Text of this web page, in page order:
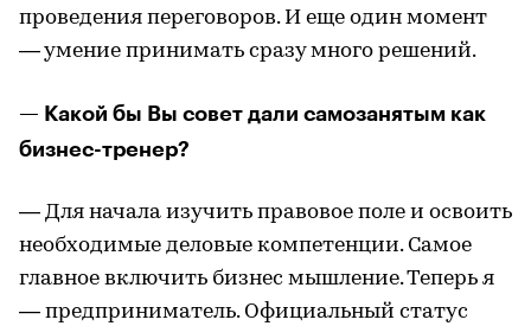
проведения переговоров. И еще один момент
— умение принимать сразу много решений.
— Какой бы Вы совет дали самозанятым как
бизнес-тренер?
— Для начала изучить правовое поле и освоить
необходимые деловые компетенции. Самое
главное включить бизнес мышление. Теперь я
— предприниматель. Официальный статус